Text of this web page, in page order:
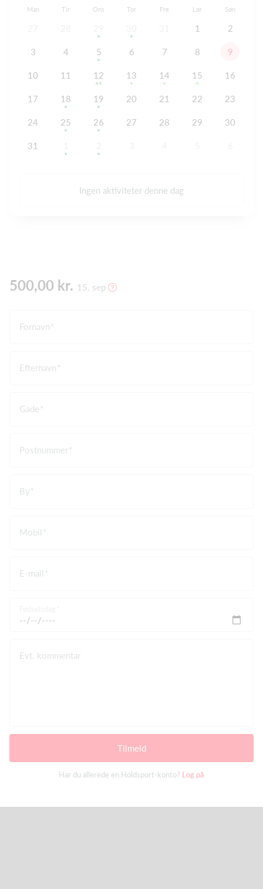
Man Tir Ons Tor Fre Lør Søn
1 2
3 4 5 6 7 8 9
10 11 12 13 14 15 16
17 18 19 20 21 22 23
24 25 26 27 28 29 30
31
Ingen aktiviteter denne dag
500,00 kr. 15. sep
Fornavn
Efternavn
Gade
Postnummer
By
Mobil
E-mail
Evt. kommentar
Tilmeld
Har du allerede en Holdsport-konto? Log på